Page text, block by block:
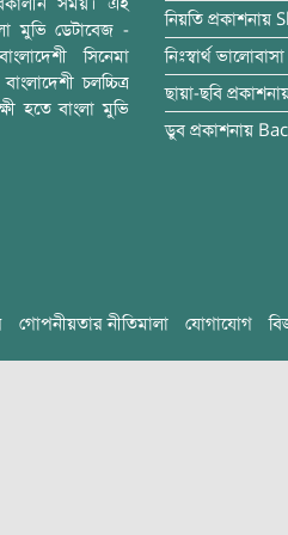
মুভি ডেটাবেজ -
সিনেমা
চলচ্চিত্র
হতে বাংলা মুভি
নিয়তি প্রকাশনায়
নিঃস্বার্থ ভালোবাসা
ছায়া-ছবি
ডুব প্রকাশনায়
গোপনীয়তার নীতিমালা যোগাযোগ